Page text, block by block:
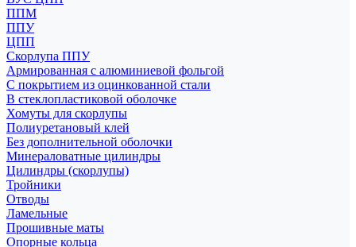
ППМ
ППУ
ЦПП
Скорлупа ППУ
Армированная с алюминиевой фольгой
С покрытием из оцинкованной стали
В стеклопластиковой оболочке
Хомуты для скорлупы
Полиуретановый клей
Без дополнительной оболочки
Минераловатные цилиндры
Цилиндры (скорлупы)
Тройники
Отводы
Ламельные
Прошивные маты
Опорные кольца